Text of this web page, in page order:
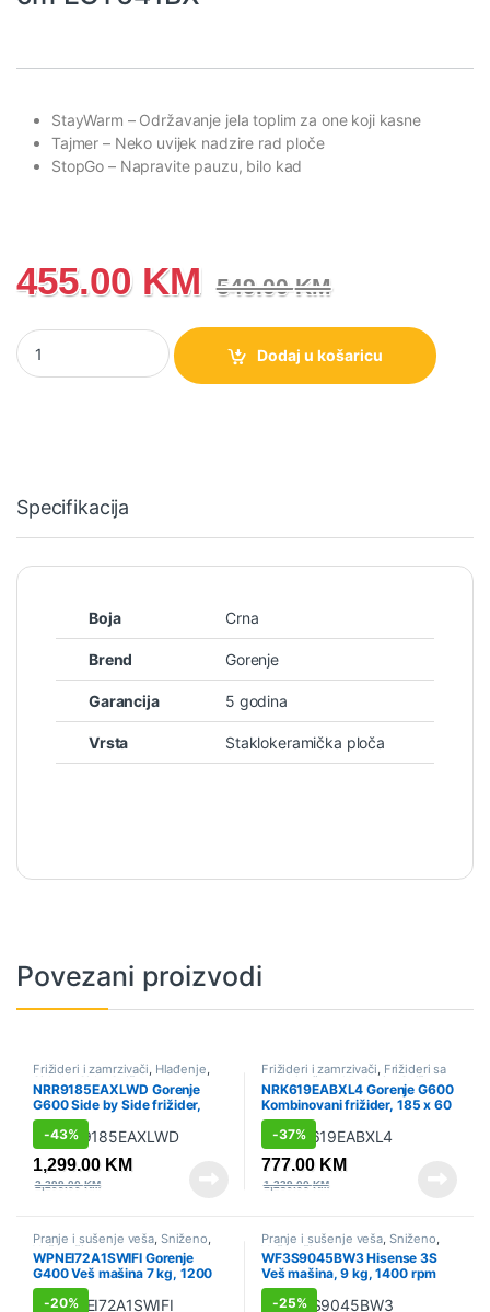
StayWarm – Održavanje jela toplim za one koji kasne
Tajmer– Neko uvijek nadzire rad ploče
StopGo– Napravite pauzu, bilo kad
455.00 KM 549.00KM
Staklokeramička ploča Gorenje, 60 cm ECT641BX količina
Dodaj u košaricu
Specifikacija
Boja Crna
Brend Gorenje
Garancija 5 godina
Vrsta Staklokeramička ploča
Povezani proizvodi
Frižideri i zamrzivači, Hlađenje,
Side by Side,Sniženo
NRR9185EAXLWD Gorenje
G600 Side by Side frižider,
178.6 x 91.5 x 67 cm, Siva
-43%
1,299.00 KM
2,299.00KM
Frižideri i zamrzivači, Frižideri sa
zamrzivačem,Hlađenje Sniženo
NRK619EABXL4 Gorenje G600
Kombinovani frižider, 185 x 60
x 59.2 cm, Crna
-37%
777.00 KM
1,239.00KM
Pranje i sušenje veša Sniženo
Veš mašine
WPNEI72A1SWIFI Gorenje
G400 Veš mašina 7 kg, 1200
rpm
-20%
Pranje i sušenje veša Sniženo
Veš mašine
WF3S9045BW3 Hisense 3S
Veš mašina, 9 kg, 1400 rpm
-25%